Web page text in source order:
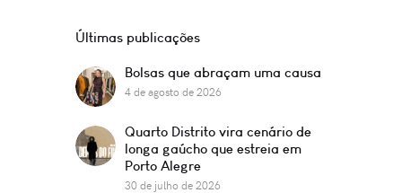
Últimas publicações
Bolsas que abraçam uma causa
4 de agosto de 2026
Quarto Distrito vira cenário de
longa gaúcho que estreia em
Porto Alegre
30 de julho de 2026